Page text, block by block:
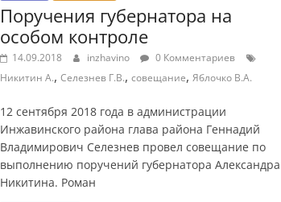
Поручения губернатора на
особом контроле
14.09.2018 inzhavino
0 Комментариев
Никитин А.,Селезнев Г.В.,совещание,Яблочко В.А.
12 сентября 2018 года в администрации
Инжавинского района глава района Геннадий
Владимирович Селезнев провел совещание по
выполнению поручений губернатора Александра
Никитина. Роман